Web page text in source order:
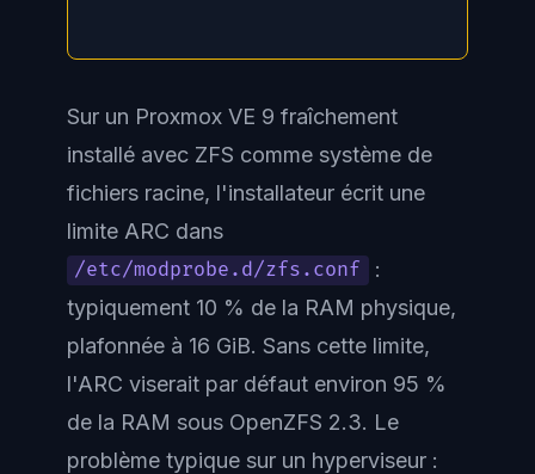
Sur un Proxmox VE 9 fraîchement
installé avec ZFS comme système de
fichiers racine, l'installateur écrit une
limite ARC dans
/etc/modprobe.d/zfs.conf
:
typiquement 10 % de la RAM physique,
plafonnée à 16 GiB. Sans cette limite,
l'ARC viserait par défaut environ 95 %
de la RAM sous OpenZFS 2.3. Le
problème typique sur un hyperviseur :